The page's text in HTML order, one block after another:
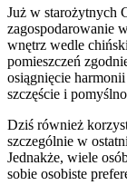
Już w starożytnych
zagospodarowanie
wnętrz wedle
pomieszczeń
osiągnięcie
szczęście i
Dziś również
szczególnie w
Jednakże, wiele
sobie osobiste